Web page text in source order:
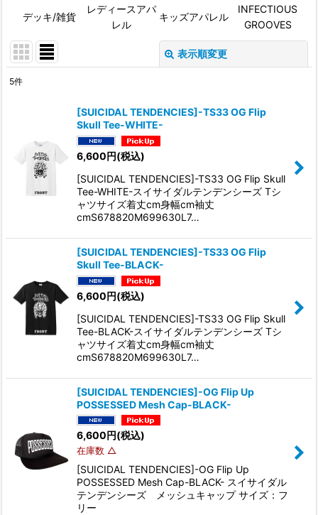
デッキ/雑貨
レディースアパ
レル
キッズアパレル
INFECTIOUS
GROOVES
表示順変更
サブカテゴリ
表示数
並び順
5件
[SUICIDAL TENDENCIES]-TS33 OG Flip
Skull Tee-WHITE-
6,600円(税込)
[SUICIDAL TENDENCIES]-TS33 OG Flip Skull
Tee-WHITE-スイサイダルテンデンシーズ Tシ
ャツサイズ着丈cm身幅cm袖丈
cmS678820M699630L7…
[SUICIDAL TENDENCIES]-TS33 OG Flip
Skull Tee-BLACK-
6,600円(税込)
[SUICIDAL TENDENCIES]-TS33 OG Flip Skull
Tee-BLACK-スイサイダルテンデンシーズ Tシ
ャツサイズ着丈cm身幅cm袖丈
cmS678820M699630L7…
[SUICIDAL TENDENCIES]-OG Flip Up
POSSESSED Mesh Cap-BLACK-
6,600円(税込)
在庫数 △
[SUICIDAL TENDENCIES]-OG Flip Up
POSSESSED Mesh Cap-BLACK- スイサイダル
テンデンシーズ メッシュキャップ サイズ：フ
リー